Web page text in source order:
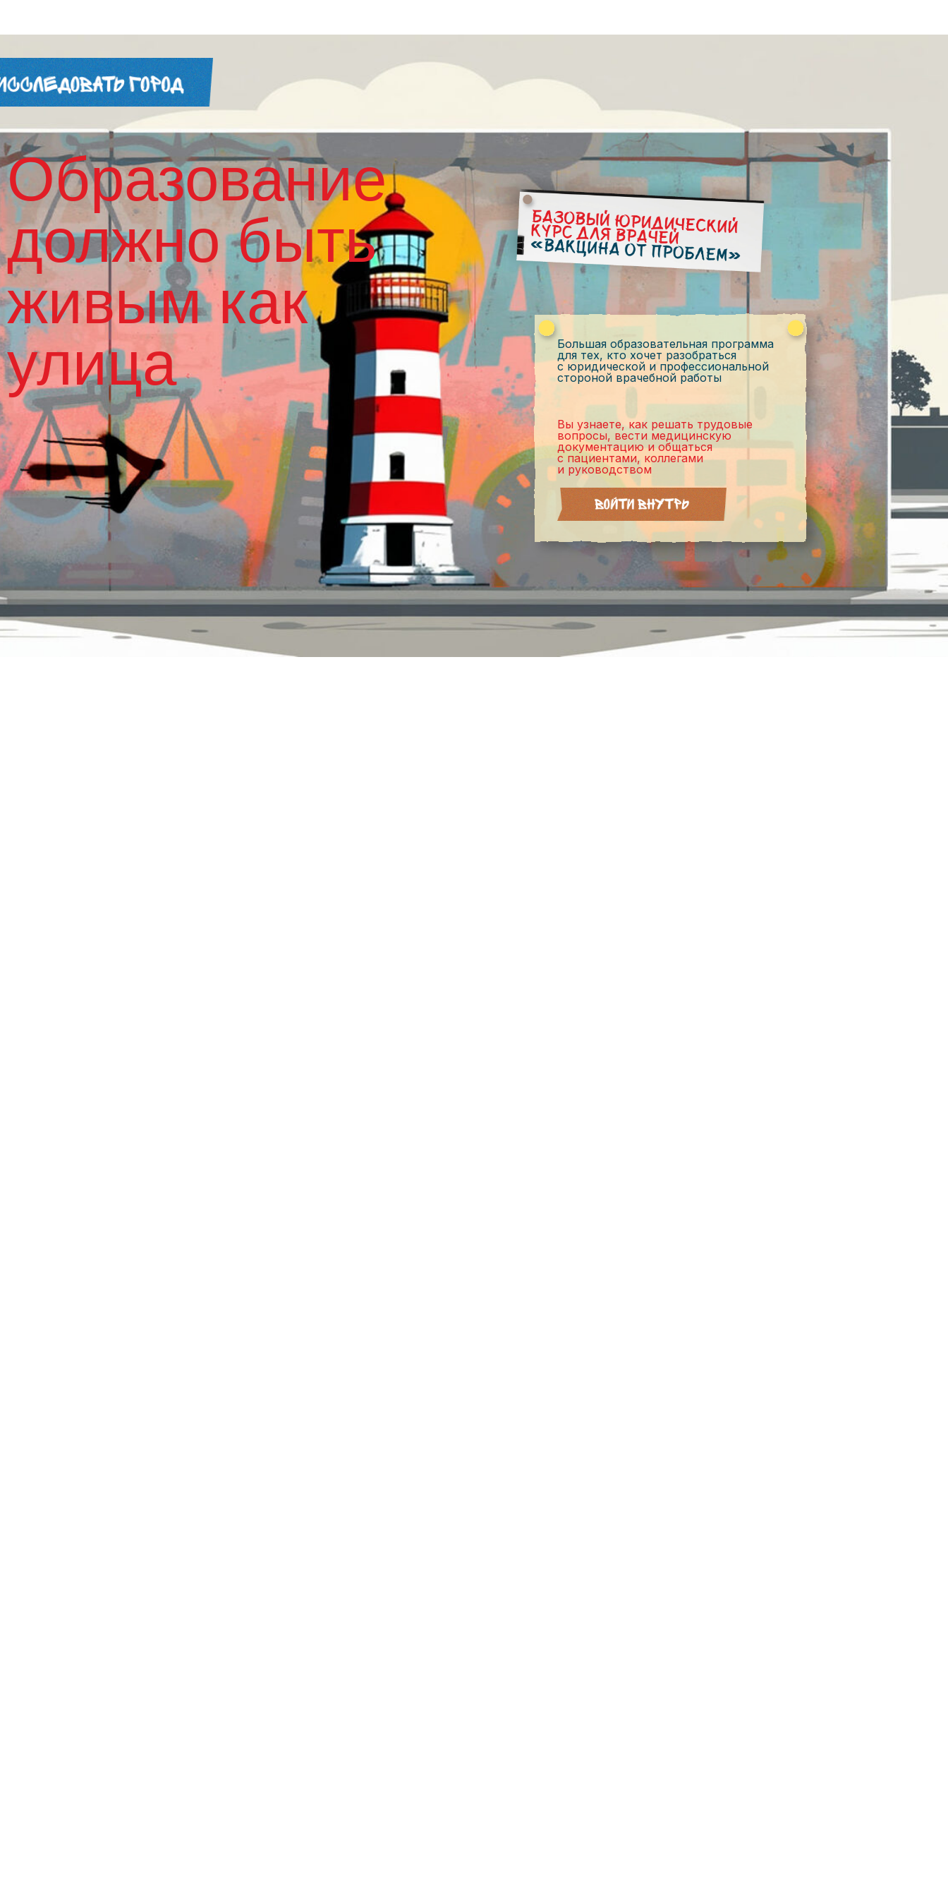
Образование
должно быть
живым как
улица
Большая образовательная программа
для тех, кто хочет разобраться
с юридической и профессиональной
стороной врачебной работы
Вы узнаете, как решать трудовые
вопросы, вести медицинскую
документацию и общаться
с пациентами, коллегами
и руководством